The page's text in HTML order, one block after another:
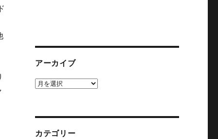
アーカイブ
ア
カテゴリー